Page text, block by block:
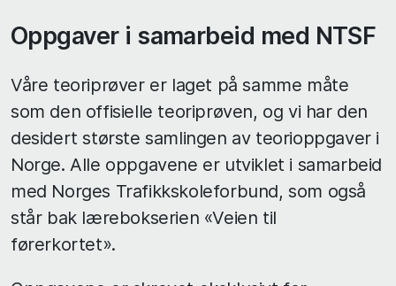
Oppgaver i samarbeid med NTSF
Våre teoriprøver er laget på samme måte
som den offisielle teoriprøven, og vi har den
desidert største samlingen av teorioppgaver i
Norge. Alle oppgavene er utviklet i samarbeid
med Norges Trafikkskoleforbund, som også
står bak lærebokserien «Veien til
førerkortet».